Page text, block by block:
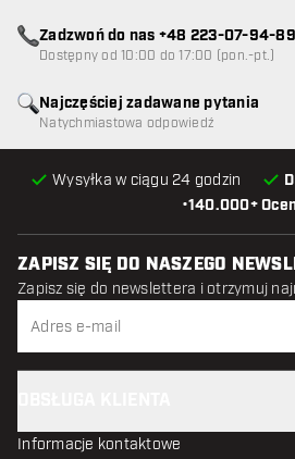
•140.000+
Wysyłka w ciągu 24 godzin
Najczęściej zadawane pytania
Natychmiastowa odpowiedź
Zadzwoń do nas +48 223-07-94-89
Dostępny od 10:00 do 17:00 (pon.-pt.)
ZAPISZ SIĘ DO NASZEGO
Zapisz się do newslettera i otrzymuj
Informacje kontaktowe